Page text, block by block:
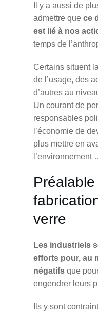
Il y a aussi de
admettre que ce
est lié à nos
temps de
Certains situent
de l’usage, des
d’autres au
Un courant de
responsables
l’économie de
plus mettre en
l’environnement
verre
Les industriels
efforts pour, au
négatifsque
engendrer leurs
Ils y sont